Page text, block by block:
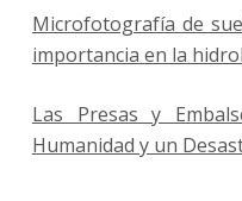
Microfotografía de
importancia en la
Las Presas y
Humanidad y un